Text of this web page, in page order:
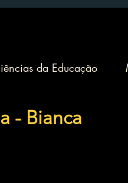
da Educação
- Bianca